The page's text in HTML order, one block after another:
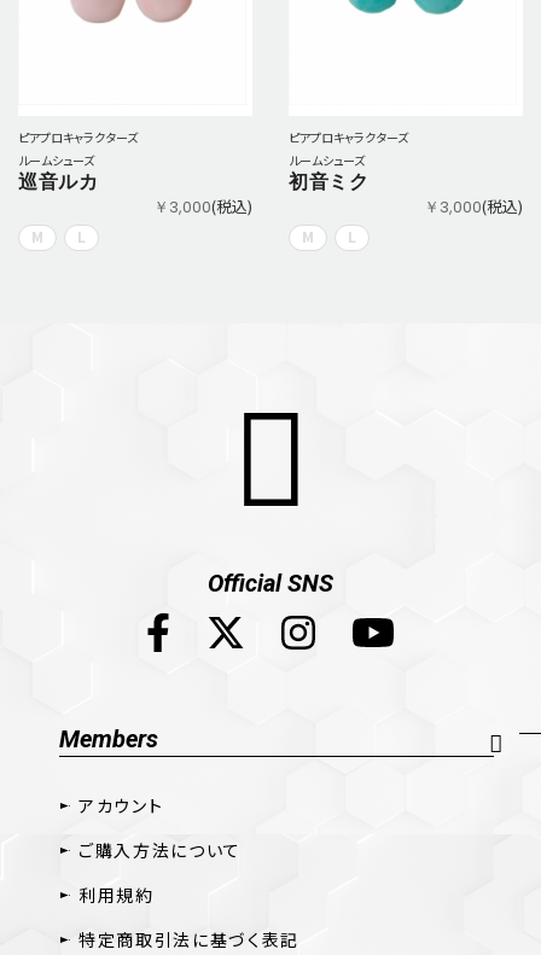
ピアプロキャラクターズ
ルームシューズ
巡音ルカ
￥3,000(税込)
M L
ピアプロキャラクターズ
ルームシューズ
初音ミク
￥3,000(税込)
M L
Official SNS
Members
アカウント
ご購入方法について
利用規約
特定商取引法に基づく表記